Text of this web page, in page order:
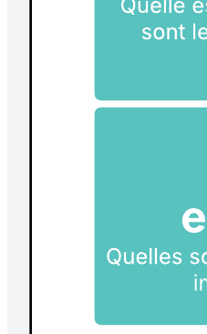
Tableau scrum
Accéder au modèle Tableau scrum